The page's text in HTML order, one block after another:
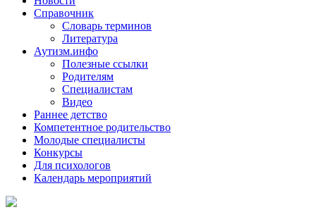
Справочник
Словарь терминов
Литература
Аутизм.инфо
Полезные ссылки
Родителям
Специалистам
Видео
Раннее детство
Компетентное родительство
Молодые специалисты
Конкурсы
Для психологов
Календарь мероприятий